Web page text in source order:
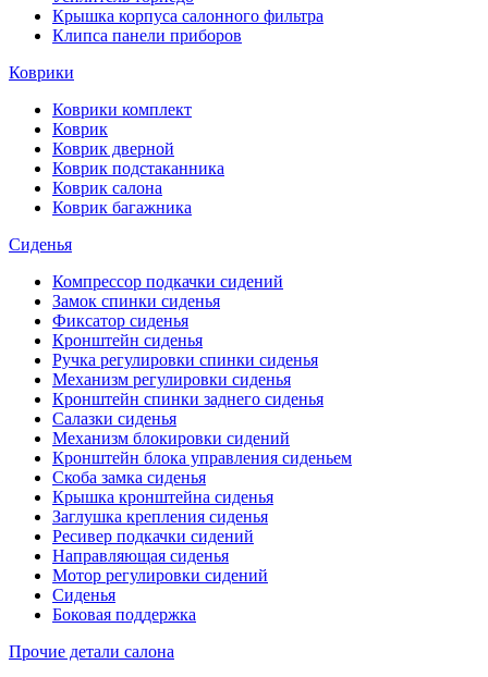
Крышка корпуса салонного фильтра
Клипса панели приборов
Коврики
Коврики комплект
Коврик
Коврик дверной
Коврик подстаканника
Коврик салона
Коврик багажника
Сиденья
Компрессор подкачки сидений
Замок спинки сиденья
Фиксатор сиденья
Кронштейн сиденья
Ручка регулировки спинки сиденья
Механизм регулировки сиденья
Кронштейн спинки заднего сиденья
Салазки сиденья
Механизм блокировки сидений
Кронштейн блока управления сиденьем
Скоба замка сиденья
Крышка кронштейна сиденья
Заглушка крепления сиденья
Ресивер подкачки сидений
Направляющая сиденья
Мотор регулировки сидений
Сиденья
Боковая поддержка
Прочие детали салона